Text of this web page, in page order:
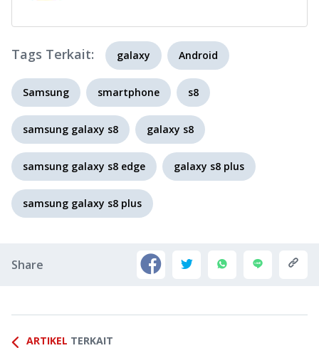
Tags Terkait: galaxy Android
Samsung smartphone s8
samsung galaxy s8 galaxy s8
samsung galaxy s8 edge galaxy s8 plus
samsung galaxy s8 plus
Share
ARTIKEL TERKAIT